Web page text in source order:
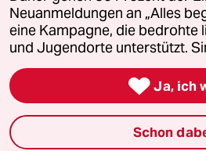
Leitlinie Informant Datenschutz
Seitenwende Einwilligungen
Neuanmeldungen an „Alles
eine Kampagne, die bedrohte
und Jugendorte unterstützt.
 Ja, ich
Schon